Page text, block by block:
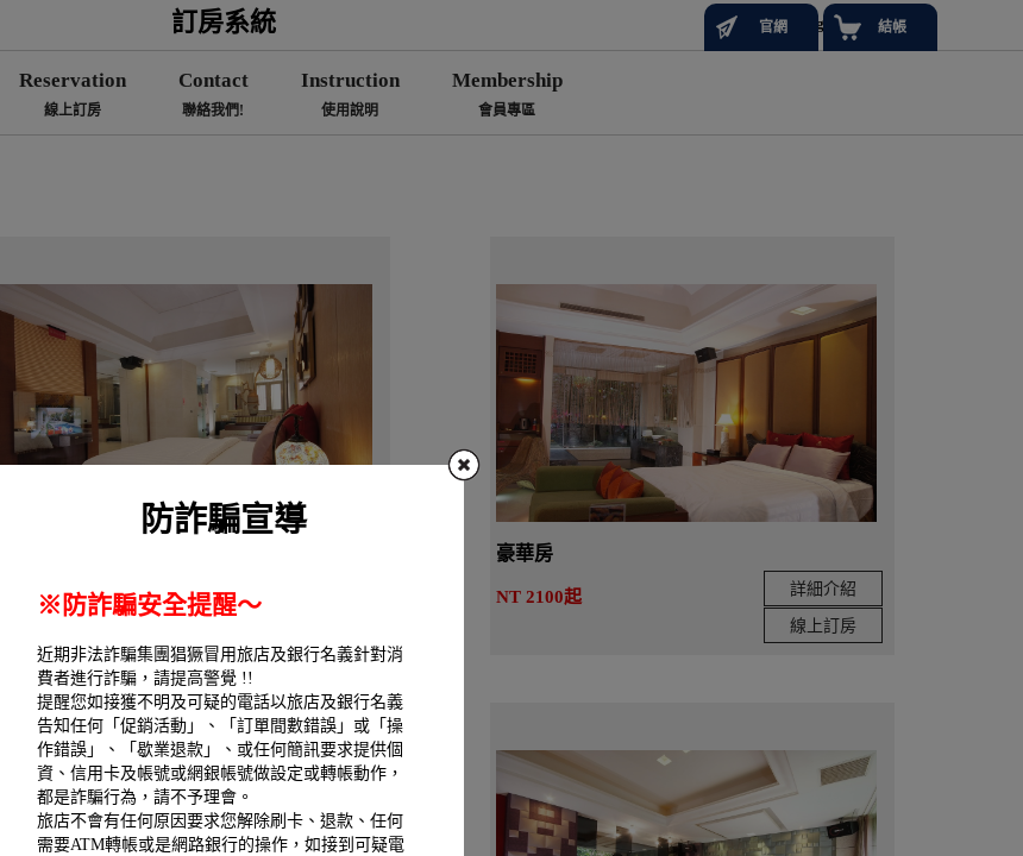
Language
訂房系統
Reservation
線上訂房
Contact
聯絡我們!
Instruction
使用說明
Membership
會員專區
官網 結帳
NT 1750起
豪華房
詳細介紹
NT 2100起
線上訂房
防詐騙宣導
※防詐騙安全提醒～
近期非法詐騙集團猖獗冒用旅店及銀行名義針對消
費者進行詐騙，請提高警覺 !!
提醒您如接獲不明及可疑的電話以旅店及銀行名義
告知任何「促銷活動」、「訂單間數錯誤」或「操
作錯誤」、「歇業退款」、或任何簡訊要求提供個
資、信用卡及帳號或網銀帳號做設定或轉帳動作，
都是詐騙行為，請不予理會。
旅店不會有任何原因要求您解除刷卡、退款、任何
需要ATM轉帳或是網路銀行的操作，如接到可疑電